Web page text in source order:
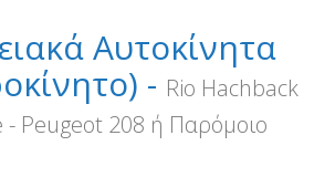
Αυτοκίνητα
- Rio Hachback
- Peugeot 208 ή Παρόμοιο